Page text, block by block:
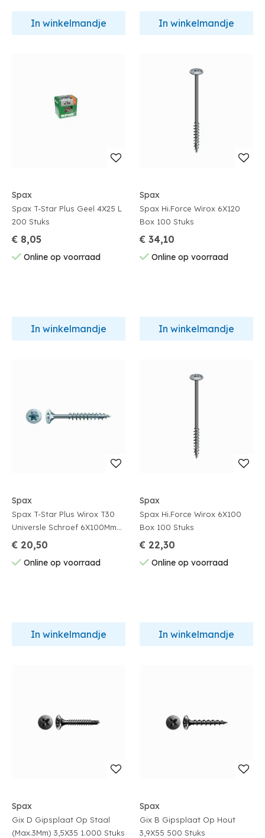
In winkelmandje In winkelmandje
Spax
Spax T-Star Plus Geel 4X25 L
200 Stuks
€ 8,05
Online op voorraad
In winkelmandje
Spax
Spax Hi.Force Wirox 6X120
Box 100 Stuks
€ 34,10
Online op voorraad
In winkelmandje
Spax
Spax T-Star Plus Wirox T30
Universle Schroef 6X100Mm
100 Stuks
€ 20,50
Online op voorraad
In winkelmandje
Spax
Spax Hi.Force Wirox 6X100
Box 100 Stuks
€ 22,30
Online op voorraad
In winkelmandje
Spax
Gix D Gipsplaat Op Staal
(Max.3Mm) 3,5X35 1.000 Stuks
Spax
Gix B Gipsplaat Op Hout
3,9X55 500 Stuks